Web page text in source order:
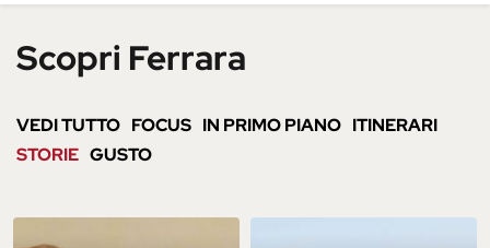
Scopri Ferrara
VEDI TUTTO FOCUS IN PRIMO PIANO ITINERARI
STORIE GUSTO